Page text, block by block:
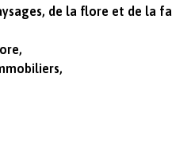
de la flore et de la